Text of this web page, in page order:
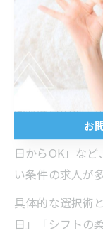
となります。
家族との時間
家族との時間を
間や曜日の希望
要です。松江市
日からOK」な
い条件の求人が
具体的な選択術
日」「シフトの
お
お